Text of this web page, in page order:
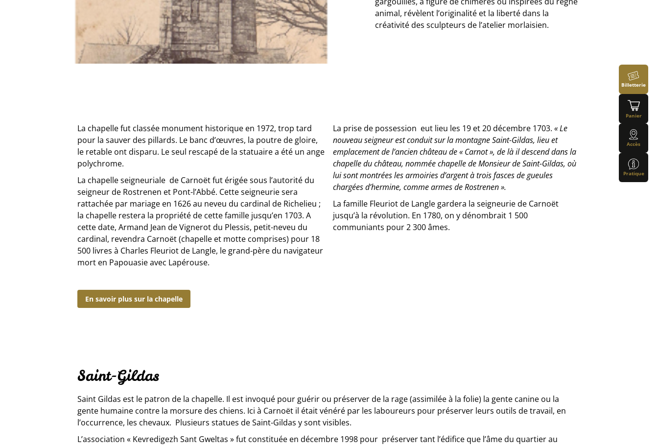
animal, révèlent l’originalité et la liberté dans la
créativité des sculpteurs de l’atelier morlaisien.
La chapelle fut classée monument historique en 1972, trop tard
pour la sauver des pillards. Le banc d’œuvres, la poutre de gloire,
le retable ont disparu. Le seul rescapé de la statuaire a été un ange
polychrome.
La chapelle seigneuriale de Carnoët fut érigée sous l’autorité du
seigneur de Rostrenen et Pont-l’Abbé. Cette seigneurie sera
rattachée par mariage en 1626 au neveu du cardinal de Richelieu ;
la chapelle restera la propriété de cette famille jusqu’en 1703. A
cette date, Armand Jean de Vignerot du Plessis, petit-neveu du
cardinal, revendra Carnoët (chapelle et motte comprises) pour 18
500 livres à Charles Fleuriot de Langle, le grand-père du navigateur
mort en Papouasie avec Lapérouse.
En savoir plus sur la chapelle
La prise de possession eut lieu les 19 et 20 décembre 1703. « Le
nouveau seigneur est conduit sur la montagne Saint-Gildas, lieu et
emplacement de l’ancien château de « Carnot », de là il descend dans la
chapelle du château, nommée chapelle de Monsieur de Saint-Gildas, où
lui sont montrées les armoiries d’argent à trois fasces de gueules
chargées d’hermine, comme armes de Rostrenen ».
La famille Fleuriot de Langle gardera la seigneurie de Carnoët
jusqu’à la révolution. En 1780, on y dénombrait 1 500
communiants pour 2 300 âmes.
Saint-Gildas
Saint Gildas est le patron de la chapelle. Il est invoqué pour guérir ou préserver de la rage (assimilée à la folie) la gente canine ou la
gente humaine contre la morsure des chiens. Ici à Carnoët il était vénéré par les laboureurs pour préserver leurs outils de travail, en
l’occurrence, les chevaux. Plusieurs statues de Saint-Gildas y sont visibles.
L’association « Kevredigezh Sant Gweltas » fut constituée en décembre 1998 pour préserver tant l’édifice que l’âme du quartier au
Billetterie
Panier
Accès
Pratique